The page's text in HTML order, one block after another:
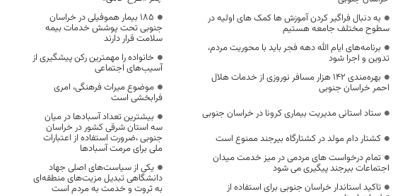
به دنبال فراگیر کردن آموزش ها کمک های اولیه در
سطوح مختلف جامعه هستیم
برنامه‌های ایام الله دهه فجر باید با محوریت مردم،
تدوین و اجرا شود
بهره‌مندی ۱۴۲ هزار مسافر نوروزی از خدمات هلال
احمر خراسان جنوبی
ستاد استانی مدیریت بیماری کرونا در خراسان جنوبی
کشتار دام مولد در کشتارگاه بیرجند ممنوع است
تمام درخواست های مردمی در میز خدمت میدان
اجتماعات بیرجند پیگیری می شود
تاکید استاندار خراسان جنوبی برای استفاده از
۱۸۵ بیمار هموفیلی در خراسان
جنوبی تحت پوشش خدمات بیمه
سلامت قرار دارند
خانواده را مهمترین رکن پیشگیری از
آسیب‌های اجتماعی
موضوع میراث فرهنگی، امری
فرابخشی است
بیشترین تعداد آسبادها در میان
سه استان شرقی کشور در خراسان
جنوبی ،ضرورت استفاده از اعتبارات
ملی برای مرمت آسبادها
یکی از سیاست‌های اصلی جهاد
دانشگاهی تبدیل مزیت‌های منطقه‌ای
به ثروت و خدمت به مردم است